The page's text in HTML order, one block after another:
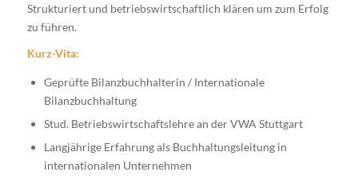
Strukturiert und betriebswirtschaftlich klären um zum Erfolg
zu führen.
Kurz-Vita:
Geprüfte Bilanzbuchhalterin / Internationale
Bilanzbuchhaltung
Stud. Betriebswirtschaftslehre an der VWA Stuttgart
Langjährige Erfahrung als Buchhaltungsleitung in
internationalen Unternehmen